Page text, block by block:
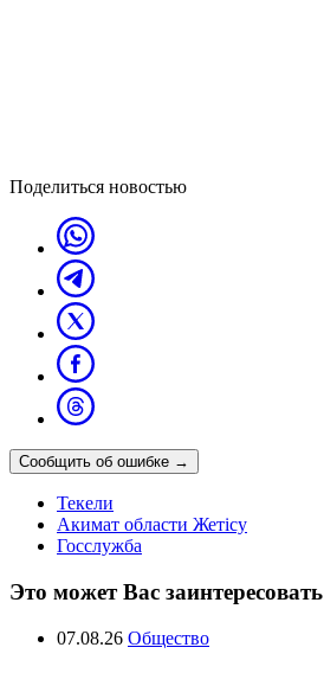
Поделиться новостью
Сообщить об ошибке →
Текели
Акимат области Жетісу
Госслужба
Это может Вас заинтересовать
07.08.26 Общество